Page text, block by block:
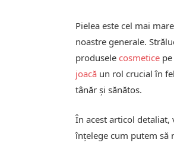
Pielea este cel mai
noastre generale.
produsele cosmetice
joacă un rol crucial în
tânăr și sănătos.
În acest articol
înțelege cum putem să